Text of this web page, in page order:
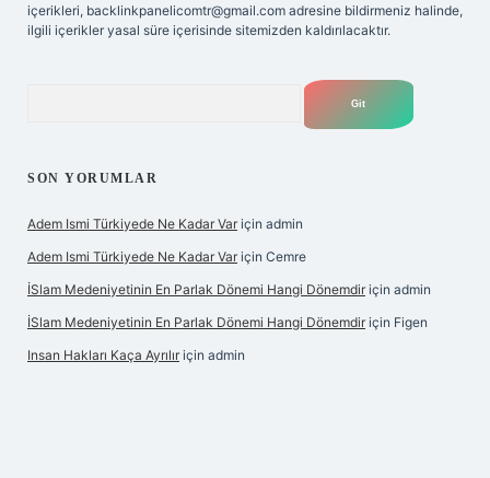
içerikleri, backlinkpanelicomtr@gmail.com adresine bildirmeniz halinde,
ilgili içerikler yasal süre içerisinde sitemizden kaldırılacaktır.
SON YORUMLAR
Adem Ismi Türkiyede Ne Kadar Var için admin
Adem Ismi Türkiyede Ne Kadar Var için Cemre
İSlam Medeniyetinin En Parlak Dönemi Hangi Dönemdir için admin
İSlam Medeniyetinin En Parlak Dönemi Hangi Dönemdir için Figen
Insan Hakları Kaça Ayrılır için admin